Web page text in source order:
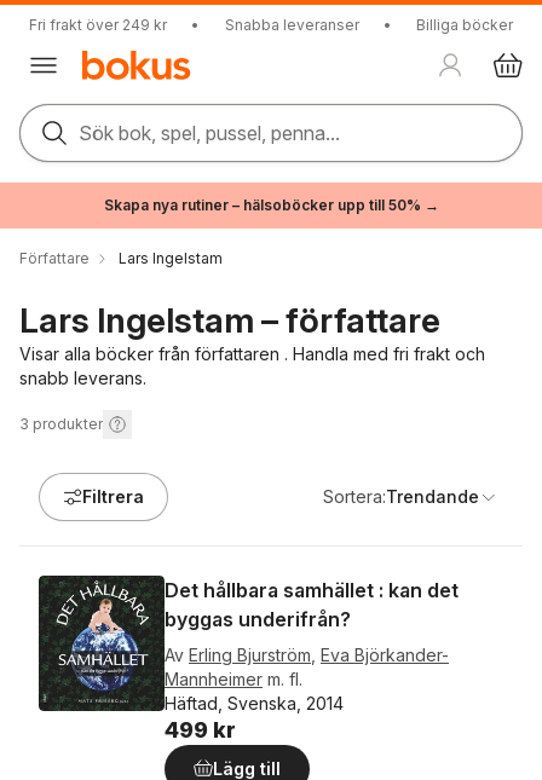
Fri frakt över 249 kr • Snabba leveranser • Billiga böcker
Sök bok, spel, pussel, penna...
Skapa nya rutiner – hälsoböcker upp till 50% →
Författare Lars Ingelstam
Lars Ingelstam – författare
Visar alla böcker från författaren . Handla med fri frakt och
snabb leverans.
3 produkter
Filtrera Sortera:Trendande
Det hållbara samhället : kan det
byggas underifrån?
Av Erling Bjurström Eva Björkander-
Mannheimer m. fl.
Häftad, Svenska, 2014
499 kr
Lägg till